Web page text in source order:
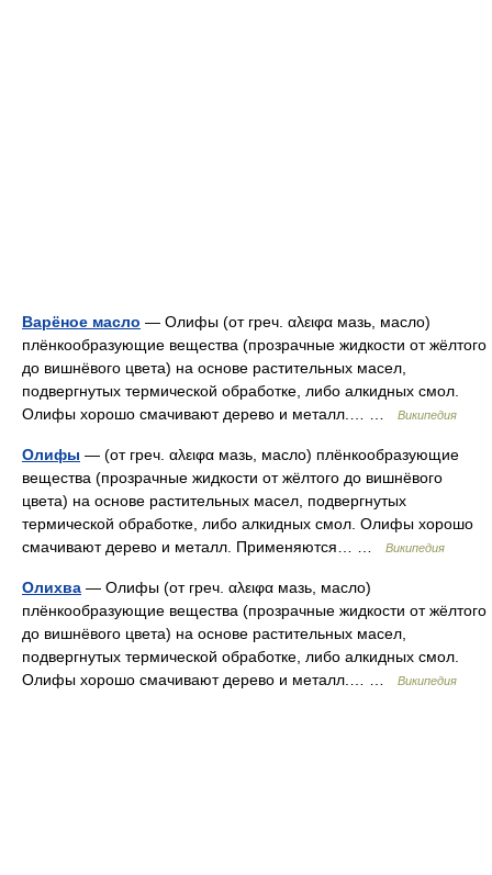
Варёное масло — Олифы (от греч. αλειφα мазь, масло)
плёнкообразующие вещества (прозрачные жидкости от жёлтого
до вишнёвого цвета) на основе растительных масел,
подвергнутых термической обработке, либо алкидных смол.
Олифы хорошо смачивают дерево и металл.… …
Википедия
Олифы — (от греч. αλειφα мазь, масло) плёнкообразующие
вещества (прозрачные жидкости от жёлтого до вишнёвого
цвета) на основе растительных масел, подвергнутых
термической обработке, либо алкидных смол. Олифы хорошо
смачивают дерево и металл. Применяются… …
Википедия
Олихва — Олифы (от греч. αλειφα мазь, масло)
плёнкообразующие вещества (прозрачные жидкости от жёлтого
до вишнёвого цвета) на основе растительных масел,
подвергнутых термической обработке, либо алкидных смол.
Олифы хорошо смачивают дерево и металл.… …
Википедия